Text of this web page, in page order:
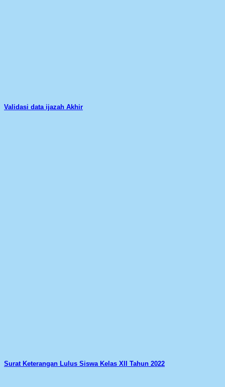
Validasi data ijazah Akhir
Surat Keterangan Lulus Siswa Kelas XII Tahun 2022